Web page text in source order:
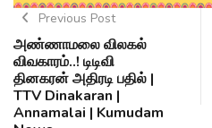
Previous Post
அண்ணாமலை விலகல்
விவகாரம்..! டிடிவி
தினகரன் அதிரடி பதில் |
TTV Dinakaran |
Annamalai | Kumudam